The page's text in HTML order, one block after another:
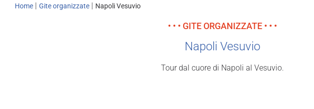
Home | Gite organizzate | Napoli Vesuvio
• • • GITE ORGANIZZATE • • •
Napoli Vesuvio
Tour dal cuore di Napoli al Vesuvio.